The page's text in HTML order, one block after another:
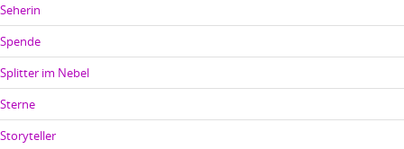
Seherin
Spende
Splitter im Nebel
Sterne
Storyteller